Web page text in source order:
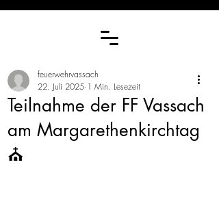
Teilnahme der FF Vassach
am Margarethenkirchtag
⛪️
feuerwehrvassach
22. Juli 2025 1 Min. Lesezeit